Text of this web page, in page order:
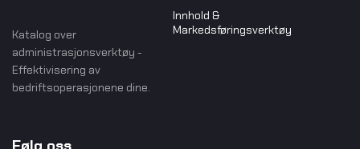
Katalog over
administrasjonsverktøy -
Effektivisering av
bedriftsoperasjonene dine.
Innhold &
Markedsføringsverktøy